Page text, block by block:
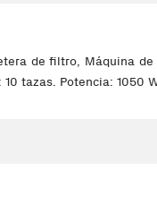
de filtro, Máquina
tazas. Potencia: 1050